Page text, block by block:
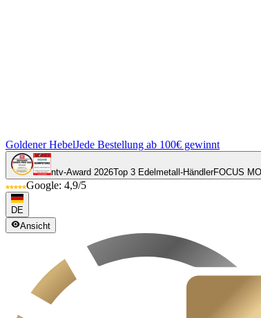
Goldener HebelJede Bestellung ab 100€ gewinnt
ntv-Award 2026Top 3 Edelmetall-HändlerFOCUS
Google: 4,9/5
DE
Ansicht